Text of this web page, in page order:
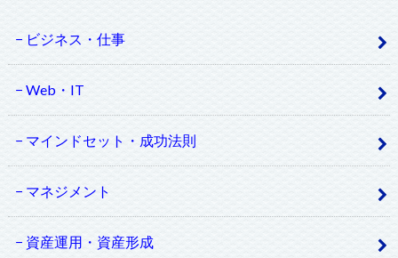
ビジネス・仕事
Web・IT
マインドセット・成功法則
マネジメント
資産運用・資産形成